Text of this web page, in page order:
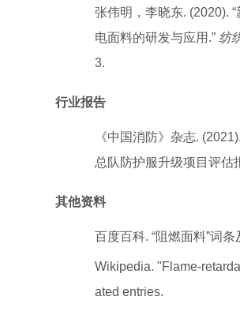
张伟明，李晓东. (2020).
电面料的研发与应用.” 纺
3.
行业报告
《中国消防》杂志.
总队防护服升级项目评估
其他资料
百度百科. “阻燃面料”词
Wikipedia. "Flame-
ated entries.